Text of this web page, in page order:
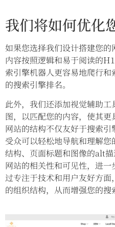
我们将如何优化
如果您选择我们设计搭建您
内容按照逻辑和易于阅读的
索引擎机器人更容易地爬行
的搜索引擎排名。
此外，我们还添加视觉辅助
图，以匹配您的内容，使其
网站的结构不仅友好于搜索
受众可以轻松地导航和理解
结构、页面标题和图像的alt
网站的相关性和可见性，进
过专注于技术和用户友好方
的组织结构，从而增强您的搜